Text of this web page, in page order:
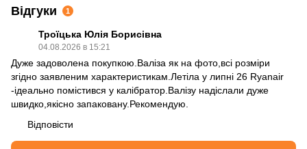
Відгуки 1
Троїцька Юлія Борисівна
04.08.2026 в 15:21
Дуже задоволена покупкою.Валіза як на фото,всі розміри
згідно заявленим характеристикам.Летіла у липні 26 Ryanair
-ідеально помістився у калібратор.Валізу надіслали дуже
швидко,якісно запаковану.Рекомендую.
Відповісти